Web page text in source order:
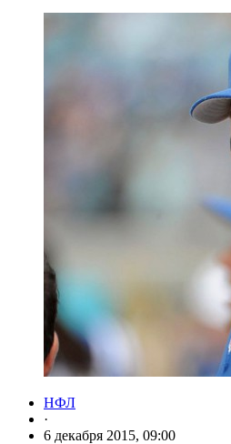
НФЛ
·
6 декабря 2015, 09:00